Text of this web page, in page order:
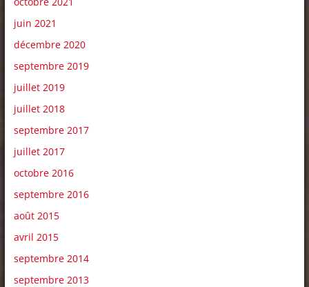
juin 2021
décembre 2020
septembre 2019
juillet 2019
juillet 2018
septembre 2017
juillet 2017
octobre 2016
septembre 2016
août 2015
avril 2015
septembre 2014
septembre 2013